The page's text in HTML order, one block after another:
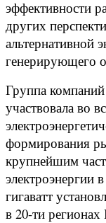
эффективности
других
альтернативной
генерирующего
Группа
участвовала во
формирования
крупнейшим
электроэнергии
гигаватт
в 20-ти